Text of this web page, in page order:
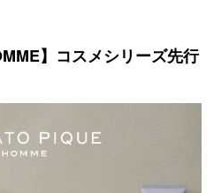
】コスメシリーズ先行